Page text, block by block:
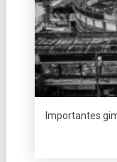
Importantes